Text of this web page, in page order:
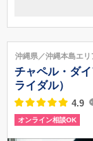
石川県野々市市押野
前。駐車場は店前に
さい。事前予約い
076-213-6679
沖縄県／沖縄本島エリ
チャペル・ダ
ライダル）
4.9
オンライン相談OK